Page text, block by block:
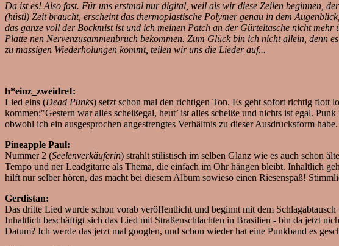
Da ist es! Also fast. Für uns erstmal nur digital, weil als wir diese Zeilen beginnen,
(hüstl) Zeit braucht, erscheint das thermoplastische Polymer genau in dem
das ganze voll der Bockmist ist und ich meinen Patch an der Gürteltasche nicht
Platte nen Nervenzusammenbruch bekommen. Zum Glück bin ich nicht allein, denn
zu massigen Wiederholungen kommt, teilen wir uns die Lieder auf...
h*einz_zweidreI:
Lied eins (Dead Punks) setzt schon mal den richtigen Ton. Es geht sofort richtig flott
kommen:"Gestern war alles scheißegal, heut’ ist alles scheiße und nichts ist egal.
obwohl ich ein ausgesprochen angestrengtes Verhältnis zu dieser Ausdrucksform
Pineapple Paul:
Nummer 2 (Seelenverkäuferin) strahlt stilistisch im selben Glanz wie es auch schon
Tempo und ner Leadgitarre als Thema, die einfach im Ohr hängen bleibt. Inhaltlich
hilft nur selber hören, das macht bei diesem Album sowieso einen Riesenspaß!
Gerdistan:
Das dritte Lied wurde schon vorab veröffentlicht und beginnt mit dem
Inhaltlich beschäftigt sich das Lied mit Straßenschlachten in Brasilien - bin da jetzt
Datum? Ich werde das jetzt mal googlen, und schon wieder hat eine Punkband es